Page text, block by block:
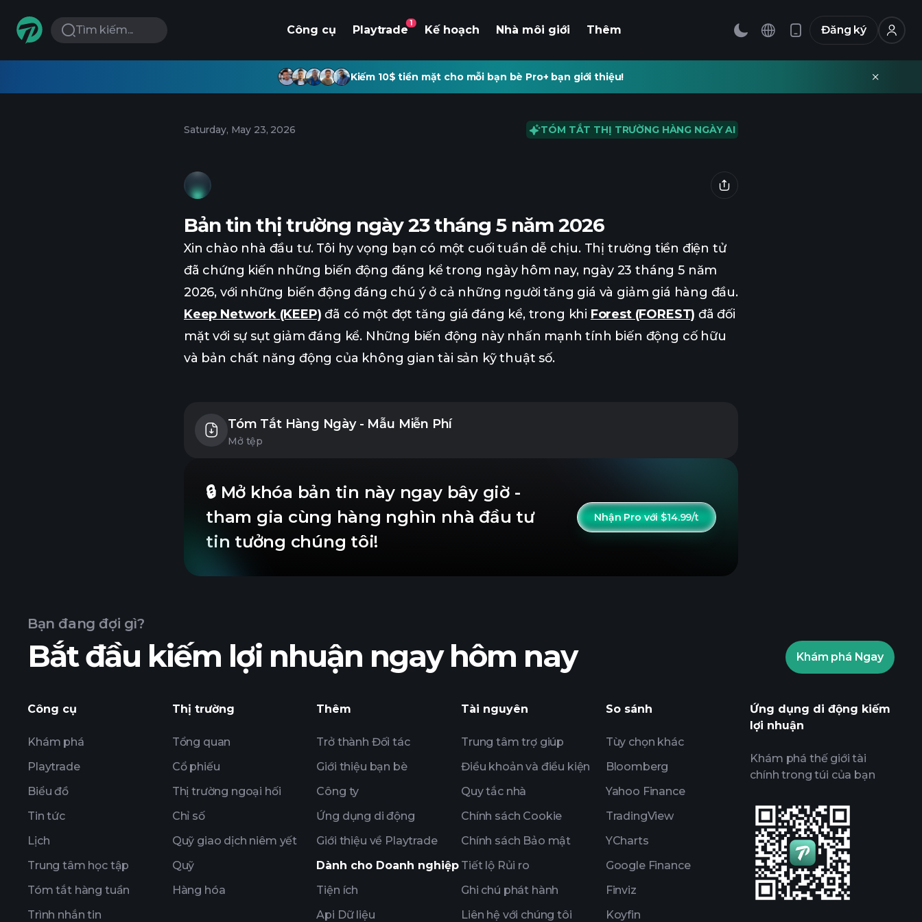
Tìm kiếm... Công cụ Playtrade
1
Kế hoạch Nhà môi giới Thêm Đăng ký
Kiếm 10$ tiền mặt cho mỗi bạn bè Pro+ bạn giới thiệu!
Saturday, May 23, 2026 TÓM TẮT THỊ TRƯỜNG HÀNG NGÀY AI
Bản tin thị trường ngày 23 tháng 5 năm 2026
Xin chào nhà đầu tư. Tôi hy vọng bạn có một cuối tuần dễ chịu. Thị trường tiền điện tử
đã chứng kiến những biến động đáng kể trong ngày hôm nay, ngày 23 tháng 5 năm
2026, với những biến động đáng chú ý ở cả những người tăng giá và giảm giá hàng đầu.
Keep Network (KEEP) đã có một đợt tăng giá đáng kể, trong khi Forest (FOREST) đã đối
mặt với sự sụt giảm đáng kể. Những biến động này nhấn mạnh tính biến động cố hữu
và bản chất năng động của không gian tài sản kỹ thuật số.
Tóm Tắt Hàng Ngày - Mẫu Miễn Phí
Mở tệp
🔒 Mở khóa bản tin này ngay bây giờ -
tham gia cùng hàng nghìn nhà đầu tư
tin tưởng chúng tôi!
Nhận Pro với $14.99/t
Bạn đang đợi gì?
Bắt đầu kiếm lợi nhuận ngay hôm nay Khám phá Ngay
Công cụ
Khám phá
Playtrade
Biểu đồ
Tin tức
Lịch
Trung tâm học tập
Tóm tắt hàng tuần
Trình nhắn tin
Thị trường
Tổng quan
Cổ phiếu
Thị trường ngoại hối
Chỉ số
Quỹ giao dịch niêm yết
Quỹ
Hàng hóa
Thêm
Trở thành Đối tác
Giới thiệu bạn bè
Công ty
Ứng dụng di động
Giới thiệu về Playtrade
Dành cho Doanh nghiệp
Tiện ích
Api Dữ liệu
Tài nguyên
Trung tâm trợ giúp
Điều khoản và điều kiện
Quy tắc nhà
Chính sách Cookie
Chính sách Bảo mật
Tiết lộ Rủi ro
Ghi chú phát hành
Liên hệ với chúng tôi
So sánh
Tùy chọn khác
Bloomberg
Yahoo Finance
TradingView
YCharts
Google Finance
Finviz
Koyfin
Ứng dụng di động kiếm
lợi nhuận
Khám phá thế giới tài
chính trong túi của bạn